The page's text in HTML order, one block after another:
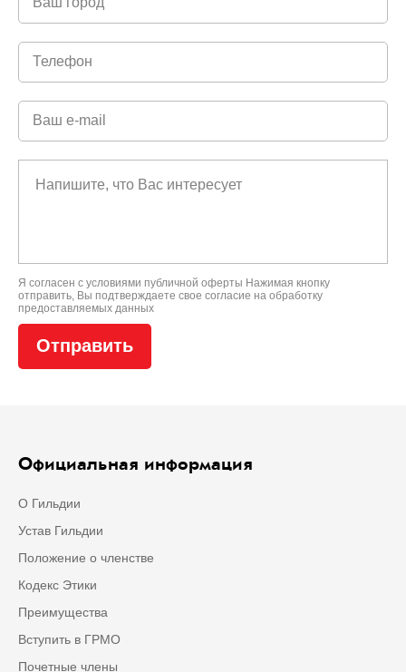
Я согласен с условиями публичной оферты Нажимая кнопку
отправить, Вы подтверждаете свое согласие на обработку
предоставляемых данных
Официальная информация
О Гильдии
Устав Гильдии
Положение о членстве
Кодекс Этики
Преимущества
Вступить в ГРМО
Почетные члены